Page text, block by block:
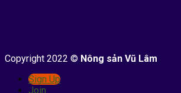
Copyright 2022 © Nông sản Vũ Lâm
Sign Up
Join